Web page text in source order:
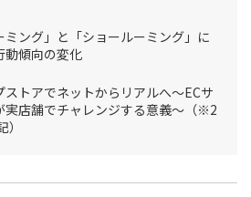
ミング」と「ショールーミング」に
動傾向の変化
ストアでネットからリアルへ～ECサ
実店舗でチャレンジする意義～（※2